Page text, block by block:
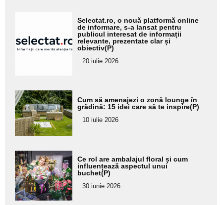
pentru
subtitlu
Selectat.ro, o nouă platformă online
de informare, s-a lansat pentru
publicul interesat de informații
relevante, prezentate clar și
obiectiv(P)
20 iulie 2026
Adaugă
aici textul
pentru
subtitlu
Cum să amenajezi o zonă lounge în
grădină: 15 idei care să te inspire(P)
10 iulie 2026
Adaugă
aici textul
pentru
subtitlu
Ce rol are ambalajul floral și cum
influențează aspectul unui
buchet(P)
30 iunie 2026